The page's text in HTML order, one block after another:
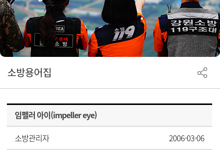
소방용어집
임펠러 아이(impeller eye)
소방관리자
2006-03-06